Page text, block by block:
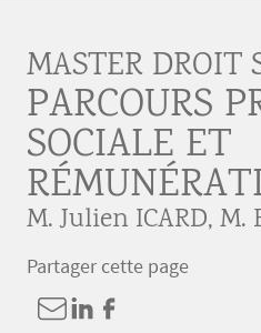
MASTER DROIT
PARCOURS
SOCIALE ET
M. Julien ICARD, M.
Partager cette page